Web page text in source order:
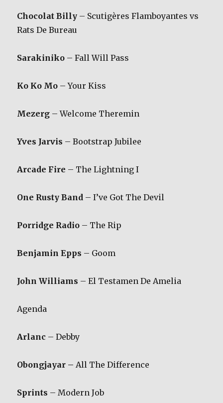
Chocolat Billy – Scutigères Flamboyantes vs
Rats De Bureau
Sarakiniko – Fall Will Pass
Ko Ko Mo – Your Kiss
Mezerg – Welcome Theremin
Yves Jarvis – Bootstrap Jubilee
Arcade Fire – The Lightning I
One Rusty Band – I’ve Got The Devil
Porridge Radio – The Rip
Benjamin Epps – Goom
John Williams – El Testamen De Amelia
Agenda
Arlanc – Debby
Obongjayar –All The Difference
Sprints – Modern Job